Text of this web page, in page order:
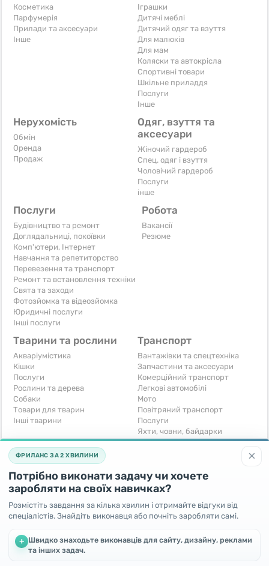
Косметика
Парфумерія
Прилади та аксесуари
Iнше
Іграшки
Дитячі меблі
Дитячий одяг та взуття
Для малюків
Для мам
Коляски та автокрісла
Спортивні товари
Шкільне приладдя
Послуги
Iнше
Нерухомість
Обмін
Оренда
Продаж
Одяг, взуття та
аксесуари
Жіночий гардероб
Спец. одяг і взуття
Чоловічий гардероб
Послуги
інше
Послуги
Будівництво та ремонт
Доглядальниці, покоївки
Комп'ютери, Інтернет
Навчання та репетиторство
Перевезення та транспорт
Ремонт та встановлення техніки
Свята та заходи
Фотозйомка та відеозйомка
Юридичні послуги
Інші послуги
Робота
Вакансії
Резюме
Тварини та рослини
Акваріумістика
Кішки
Послуги
Рослини та дерева
Собаки
Товари для тварин
Інші тварини
Транспорт
Вантажівки та спецтехніка
Запчастини та аксесуари
Комерційний транспорт
Легкові автомобілі
Мото
Повітряний транспорт
Послуги
Яхти, човни, байдарки
Інші транспортні засоби
Хобі та відпочинок
Книги та журнали
Музичні інструменти
Полювання та рибальство
Спорт і відпочинок
Iнше
Готовий бізнес
Устаткування для бізнесу
Iнше
Безкоштовно
Віддам безкоштовно
×
ФРИЛАНС ЗА 2 ХВИЛИНИ
Потрібно виконати задачу чи хочете
заробляти на своїх навичках?
Розмістіть завдання за кілька хвилин і отримайте відгуки від
спеціалістів. Знайдіть виконавця або почніть заробляти самі.
+ Швидко знаходьте виконавців для сайту, дизайну, реклами
та інших задач.